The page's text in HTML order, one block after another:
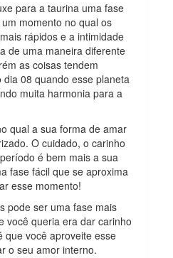
para a taurina uma fase
momento no qual os
rápidos e a intimidade
de uma maneira diferente
as coisas tendem
08 quando esse planeta
muita harmonia para a
qual a sua forma de amar
O cuidado, o carinho
é bem mais a sua
fase fácil que se aproxima
esse momento!
pode ser uma fase mais
você queria era dar carinho
que você aproveite esse
o seu amor interno.